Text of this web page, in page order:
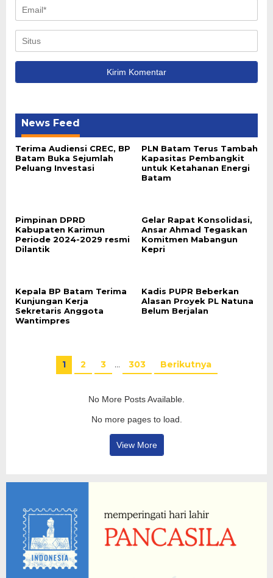
News Feed
Terima Audiensi CREC, BP
Batam Buka Sejumlah
Peluang Investasi
PLN Batam Terus Tambah
Kapasitas Pembangkit
untuk Ketahanan Energi
Batam
Pimpinan DPRD
Kabupaten Karimun
Periode 2024-2029 resmi
Dilantik
Gelar Rapat Konsolidasi,
Ansar Ahmad Tegaskan
Komitmen Mabangun
Kepri
Kepala BP Batam Terima
Kunjungan Kerja
Sekretaris Anggota
Wantimpres
Kadis PUPR Beberkan
Alasan Proyek PL Natuna
Belum Berjalan
1 2 3 … 303 Berikutnya
No More Posts Available.
No more pages to load.
View More